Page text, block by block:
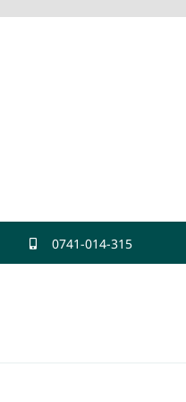
0741-014-315